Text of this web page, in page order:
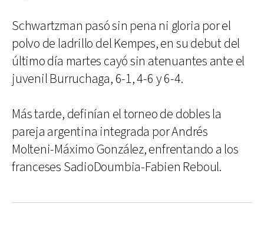
Schwartzman pasó sin pena ni gloria por el
polvo de ladrillo del Kempes, en su debut del
último día martes cayó sin atenuantes ante el
juvenil Burruchaga, 6-1, 4-6 y 6-4.
Más tarde, definían el torneo de dobles la
pareja argentina integrada por Andrés
Molteni-Máximo González, enfrentando a los
franceses SadioDoumbia-Fabien Reboul.